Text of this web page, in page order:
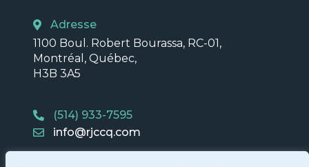
Adresse
1100 Boul. Robert Bourassa, RC-01,
Montréal, Québec,
H3B 3A5
(514) 933-7595
info@rjccq.com